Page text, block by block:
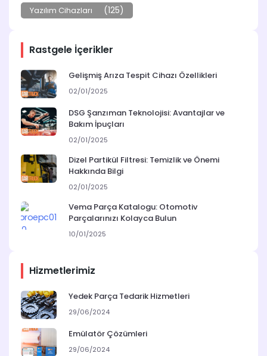
Yazılım Cihazları (125)
Rastgele İçerikler
Gelişmiş Arıza Tespit Cihazı Özellikleri
02/01/2025
DSG Şanzıman Teknolojisi: Avantajlar ve
Bakım İpuçları
02/01/2025
Dizel Partikül Filtresi: Temizlik ve Önemi
Hakkında Bilgi
02/01/2025
Vema Parça Katalogu: Otomotiv
Parçalarınızı Kolayca Bulun
10/01/2025
Hizmetlerimiz
Yedek Parça Tedarik Hizmetleri
29/06/2024
Emülatör Çözümleri
29/06/2024